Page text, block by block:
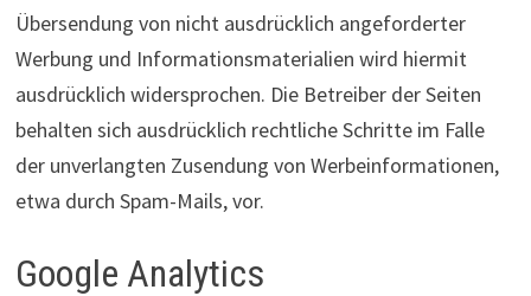
Übersendung von nicht ausdrücklich angeforderter
Werbung und Informationsmaterialien wird hiermit
ausdrücklich widersprochen. Die Betreiber der Seiten
behalten sich ausdrücklich rechtliche Schritte im Falle
der unverlangten Zusendung von Werbeinformationen,
etwa durch Spam-Mails, vor.
Google Analytics